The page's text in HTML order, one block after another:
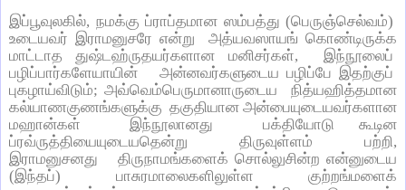
இப்பூவுலகில், நமக்கு ப்ராப்தமான ஸம்பத்து (பெருஞ்செல்வம்)
உடையவர் இராமனுசரே என்று
அத்யவஸாயங் கொண்டிருக்க
மாட்டாத துஷ்டஹ்ருதயர்களான மனிசர்கள்,
இந்நூலைப்
பழிப்பார்களேயாயின்
அன்னவர்களுடைய பழிப்பே இதற்குப்
புகழாய்விடும்; அவ்வெம்பெருமானாருடைய
நித்யஹித்தமான
கல்யாணகுணங்களுக்கு தகுதியான அன்பையுடையவர்களான
மஹான்கள்
இந்நூலானது
பக்தியோடு கூடின
ப்ரவ்ருத்தியையுடையதென்று திருவுள்ளம் பற்றி,
இராமனுசனது
திருநாமங்களைக் சொல்லுசின்ற என்னுடைய
(இந்தப்) பாசுரமாலைகளிலுள்ள குற்றங்மளைக்